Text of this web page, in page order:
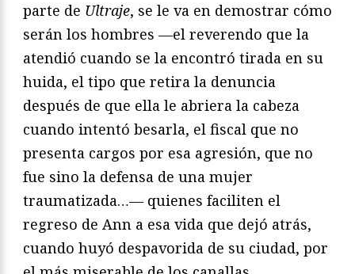
parte de Ultraje, se le va en demostrar cómo
serán los hombres —el reverendo que la
atendió cuando se la encontró tirada en su
huida, el tipo que retira la denuncia
después de que ella le abriera la cabeza
cuando intentó besarla, el fiscal que no
presenta cargos por esa agresión, que no
fue sino la defensa de una mujer
traumatizada…— quienes faciliten el
regreso de Ann a esa vida que dejó atrás,
cuando huyó despavorida de su ciudad, por